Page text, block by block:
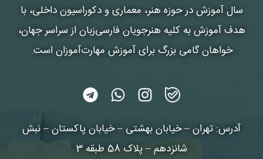
سال آموزش در حوزه هنر، معماری و دکوراسیون داخلی، با
هدف آموزش به کلیه هنرجویان فارسی‌زبان از سراسر جهان،
خواهان گامی بزرگ برای آموزش مهارت‌آموزان است.
آدرس: تهران – خیابان بهشتی – خیابان پاکستان – نبش
شانزدهم – پلاک 58 طبقه 3